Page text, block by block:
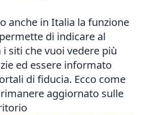
anche in Italia la funzione
di indicare al
siti che vuoi vedere più
ed essere informato
di fiducia. Ecco come
aggiornato sulle